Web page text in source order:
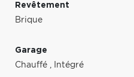
Revêtement
Brique
Garage
Chauffé , Intégré